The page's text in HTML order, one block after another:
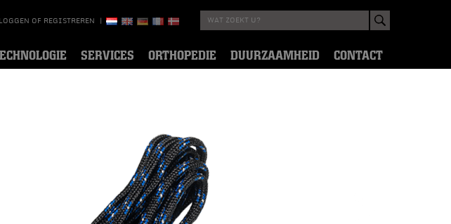
OF REGISTREREN |
SERVICES ORTHOPEDIE DUURZAAMHEID CONTACT